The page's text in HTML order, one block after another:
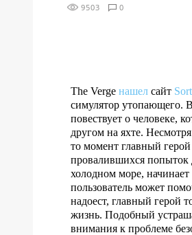
9503 0
The Verge нашел сайт
симулятор утопающего.
повествует о человеке,
другом на яхте.
то момент главный
провалившихся попыток
холодном море, начинает
пользователь может
надоест, главный герой
жизнь. Подобный
внимания к проблеме